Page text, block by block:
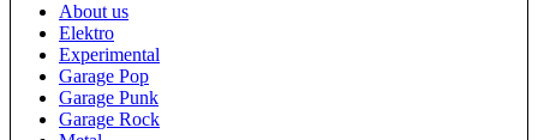
About us
Elektro
Experimental
Garage Pop
Garage Punk
Garage Rock